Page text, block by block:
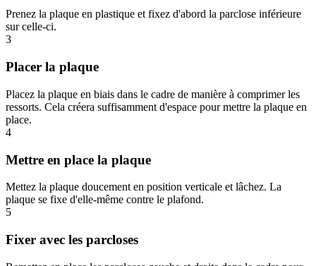
Prenez la plaque en plastique et fixez d'abord la parclose inférieure
sur celle-ci.
3
Placer la plaque
Placez la plaque en biais dans le cadre de manière à comprimer les
ressorts. Cela créera suffisamment d'espace pour mettre la plaque en
place.
4
Mettre en place la plaque
Mettez la plaque doucement en position verticale et lâchez. La
plaque se fixe d'elle-même contre le plafond.
5
Fixer avec les parcloses